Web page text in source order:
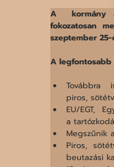
A  kormány
fokozatosan
szeptember
A legfontosabb
Továbbra
piros,
EU/EGT,
a
Megszűnik
Piros,
beutazási